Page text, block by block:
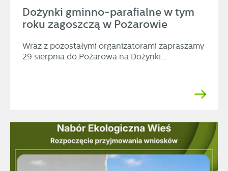
Dożynki gminno-parafialne w tym
roku zagoszczą w Pożarowie
Wraz z pozostałymi organizatorami zapraszamy
29 sierpnia do Pożarowa na Dożynki...